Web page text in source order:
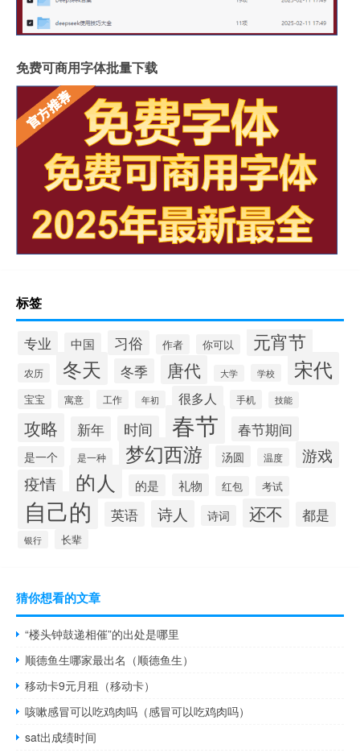
免费可商用字体批量下载
标签
专业 中国 习俗 作者 你可以 元宵节
农历 冬天 冬季 唐代 大学 学校 宋代
宝宝 寓意 工作 年初 很多人 手机 技能
攻略 新年 时间 春节 春节期间
是一个 是一种 梦幻西游 汤圆 温度 游戏
疫情 的人 的是 礼物 红包 考试
自己的 英语 诗人 诗词 还不 都是
银行 长辈
猜你想看的文章
“楼头钟鼓递相催”的出处是哪里
顺德鱼生哪家最出名（顺德鱼生）
移动卡9元月租（移动卡）
咳嗽感冒可以吃鸡肉吗（感冒可以吃鸡肉吗）
sat出成绩时间